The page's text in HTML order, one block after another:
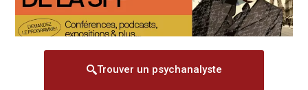
Trouver un psychanalyste